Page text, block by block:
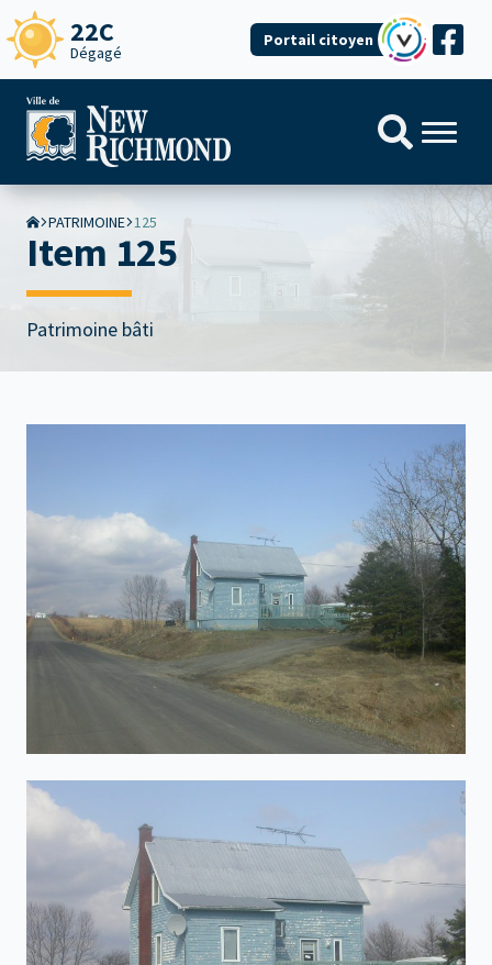
22C
Dégagé
Portail citoyen
PATRIMOINE 125
Item 125
Patrimoine bâti